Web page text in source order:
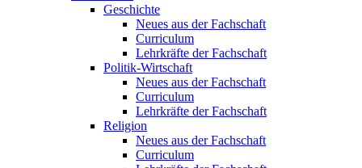
Geschichte
Neues aus der Fachschaft
Curriculum
Lehrkräfte der Fachschaft
Politik-Wirtschaft
Neues aus der Fachschaft
Curriculum
Lehrkräfte der Fachschaft
Religion
Neues aus der Fachschaft
Curriculum